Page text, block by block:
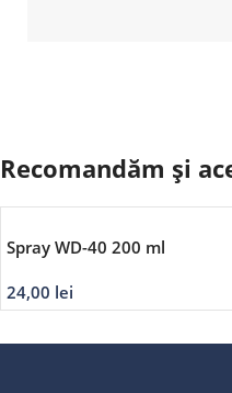
Recomandăm și
Spray WD-40 200 ml
24,00 lei